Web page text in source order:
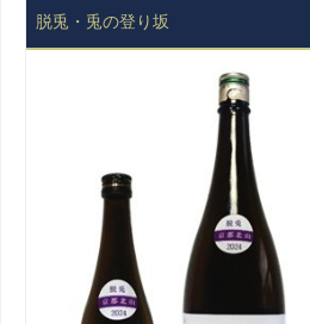
脱兎・兎の登り坂